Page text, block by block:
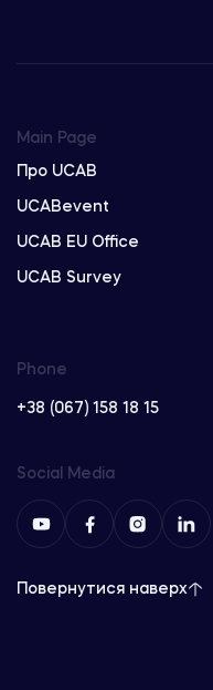
Main Page
Про UCAB
UCABevent
UCAB EU Office
UCAB Survey
Phone
+38 (067) 158 18 15
Social Media
Повернутися наверх